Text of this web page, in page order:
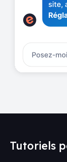
Tutoriels